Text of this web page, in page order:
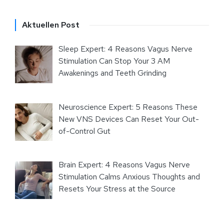
Aktuellen Post
Sleep Expert: 4 Reasons Vagus Nerve
Stimulation Can Stop Your 3 AM
Awakenings and Teeth Grinding
Neuroscience Expert: 5 Reasons These
New VNS Devices Can Reset Your Out-
of-Control Gut
Brain Expert: 4 Reasons Vagus Nerve
Stimulation Calms Anxious Thoughts and
Resets Your Stress at the Source